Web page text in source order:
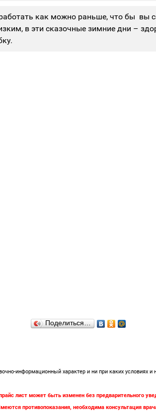
как можно раньше, что бы вы
в эти сказочные зимние дни –
Поделиться…
информационный характер и ни при каких условиях и
лист может быть изменен без предварительного
противопоказания, необходима консультация